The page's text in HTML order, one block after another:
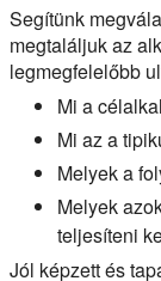
Segítünk
megtaláljuk az
legmegfelelőbb
Mi a
Mi az a
Melyek a
Melyek
teljesíteni
Jól képzett és